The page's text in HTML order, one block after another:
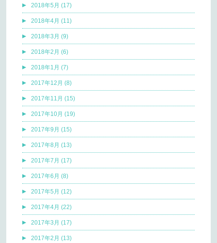
2018年5月 (17)
2018年4月 (11)
2018年3月 (9)
2018年2月 (6)
2018年1月 (7)
2017年12月 (8)
2017年11月 (15)
2017年10月 (19)
2017年9月 (15)
2017年8月 (13)
2017年7月 (17)
2017年6月 (8)
2017年5月 (12)
2017年4月 (22)
2017年3月 (17)
2017年2月 (13)